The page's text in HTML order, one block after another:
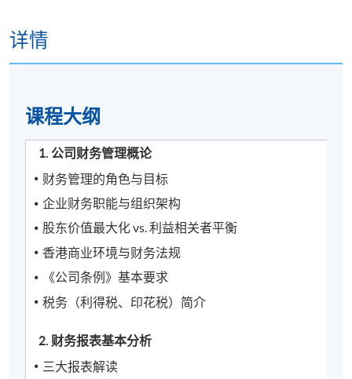
详情
课程​大纲
1. 公司财务管理概论
财务管理的角色与目标
企业财务职能与组织架构
股东价值最大化 vs. 利益相关者平衡
香港商业环境与财务法规
《公司条例》基本要求
税务（利得税、印花税）简介
2. 财务报表基本分析
三大报表解读